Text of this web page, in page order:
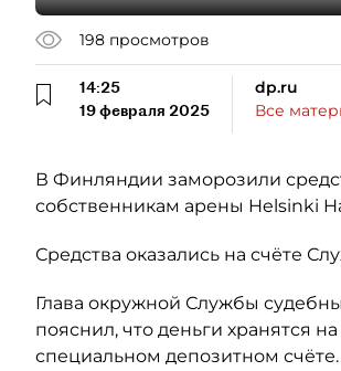
198 просмотров
14:25
19 февраля 2025
dp.ru
Все
В Финляндии заморозили
собственникам арены Helsinki
Средства оказались на счёте
Глава окружной Службы
пояснил, что деньги хранятся
специальном депозитном счёте.